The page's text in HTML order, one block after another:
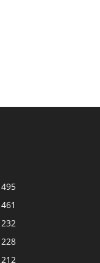
495
461
232
228
212